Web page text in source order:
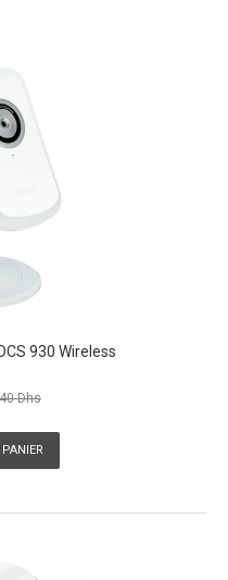
930 Wireless
Dhs